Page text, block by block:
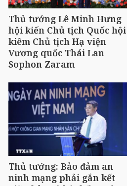
Thủ tướng Lê Minh Hưng
hội kiến Chủ tịch Quốc hội
kiêm Chủ tịch Hạ viện
Vương quốc Thái Lan
Sophon Zaram
Thủ tướng: Bảo đảm an
ninh mạng phải gắn kết